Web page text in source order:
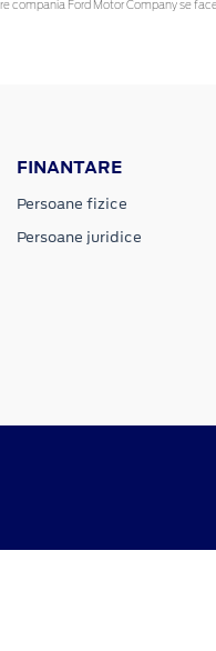
compania Ford Motor Company se
FINANTARE
Persoane fizice
Persoane juridice